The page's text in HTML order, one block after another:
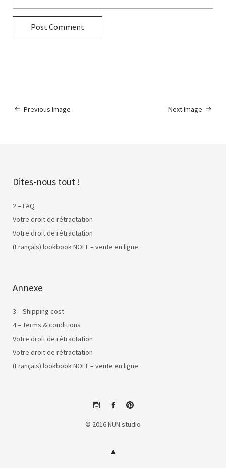
Next Image
Previous Image
Dites-nous tout !
2 – FAQ
Votre droit de rétractation
Votre droit de rétractation
(Français) lookbook NOEL – vente en ligne
Annexe
3 – Shipping cost
4 – Terms & conditions
Votre droit de rétractation
Votre droit de rétractation
(Français) lookbook NOEL – vente en ligne
instagramfacebookpinterest
© 2016 NUN studio